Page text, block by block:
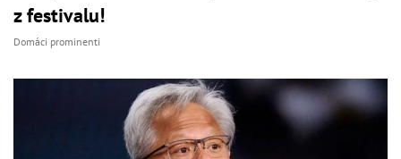
z festivalu!
Domáci prominenti